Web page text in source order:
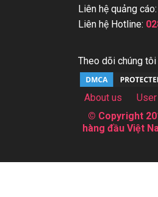
Liên hệ quảng cáo:
Liên hệ Hotline:
Theo dõi chúng tôi
About us
© Copyright
hàng đầu Việt